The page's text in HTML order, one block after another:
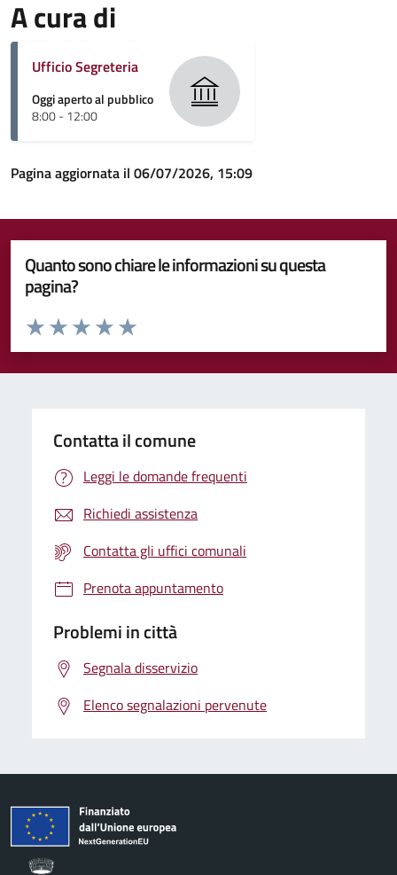
A cura di
Ufficio Segreteria
Oggi aperto al pubblico
8:00 - 12:00
Pagina aggiornata il 06/07/2026, 15:09
Quanto sono chiare le informazioni su questa
pagina?
Valuta da 1 a 5 stelle la pagina
Valuta 5 stelle su 5
Valuta 4 stelle su 5
Valuta 3 stelle su 5
Valuta 2 stelle su 5
Valuta 1 stelle su 5
Contatta il comune
Leggi le domande frequenti
Richiedi assistenza
Contatta gli uffici comunali
Prenota appuntamento
Problemi in città
Segnala disservizio
Elenco segnalazioni pervenute